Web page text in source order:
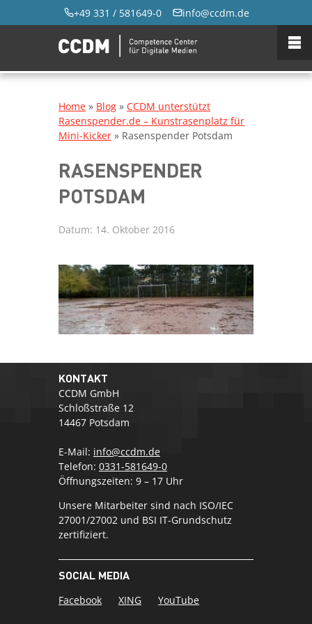
+49 331 / 581649-0 info@ccdm.de
Home » Blog » CCDM unterstützt
Rasenspender.de – Kunstrasenplatz für
Mini-Kicker » Rasenspender Potsdam
RASENSPENDER
POTSDAM
Datum: 14. Oktober 2016
KONTAKT
CCDM GmbH
Schloßstraße 12
14467 Potsdam
E-Mail: info@ccdm.de
Telefon: 0331-581649-0
Öffnungszeiten: 9 – 17 Uhr
Unsere Mitarbeiter sind nach ISO/IEC
27001/27002 und BSI IT-Grundschutz
zertifiziert.
SOCIAL MEDIA
Facebook
XING YouTube